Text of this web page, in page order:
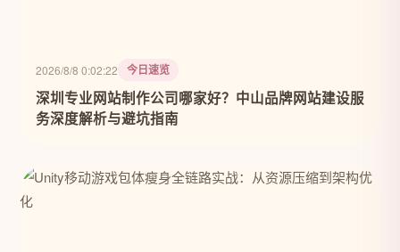
2026/8/8 0:02:22 今日速览
深圳专业网站制作公司哪家好？中山品牌网站建设服
务深度解析与避坑指南